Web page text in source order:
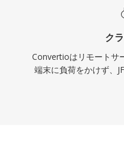
ク
Convertioはリモートサ
端末に負荷をかけず、